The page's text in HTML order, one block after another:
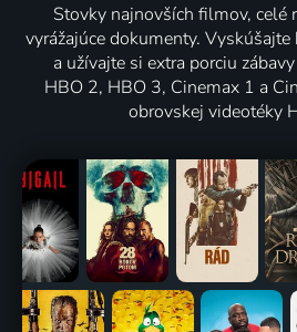
Stovky najnovších filmov, celé
vyrážajúce dokumenty.
a užívajte si extra porciu
HBO 2, HBO 3, Cinemax 1 a
obrovskej videotéky